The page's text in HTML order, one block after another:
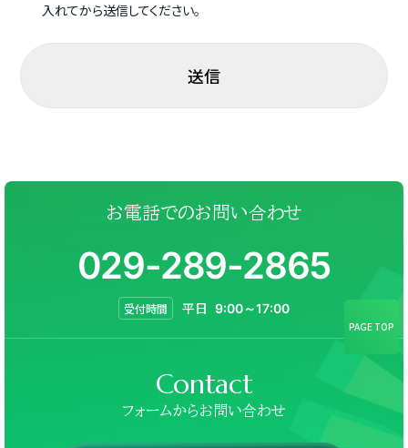
入れてから送信してください。
お電話でのお問い合わせ
029-289-2865
受付時間 平日 9:00～17:00
Contact
フォームからお問い合わせ
PAGE TOP